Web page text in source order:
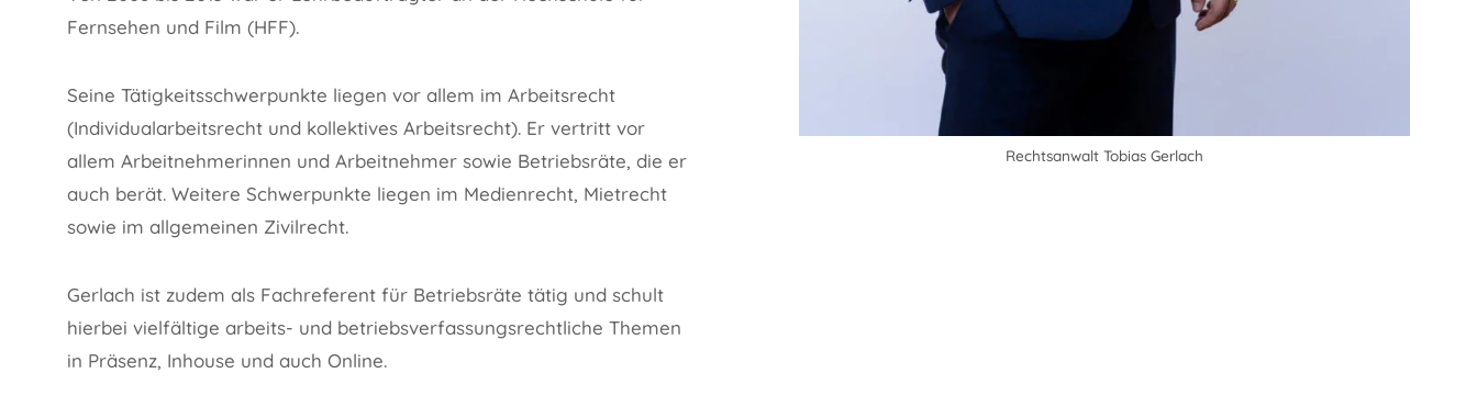
Fernsehen und Film (HFF).
Seine Tätigkeitsschwerpunkte liegen vor allem im Arbeitsrecht
(Individualarbeitsrecht und kollektives Arbeitsrecht). Er vertritt vor
allem Arbeitnehmerinnen und Arbeitnehmer sowie Betriebsräte, die er
auch berät. Weitere Schwerpunkte liegen im Medienrecht, Mietrecht
sowie im allgemeinen Zivilrecht.
Gerlach ist zudem als Fachreferent für Betriebsräte tätig und schult
hierbei vielfältige arbeits- und betriebsverfassungsrechtliche Themen
in Präsenz, Inhouse und auch Online.
Rechtsanwalt Tobias Gerlach